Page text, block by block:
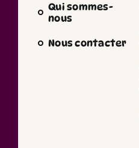
Qui sommes-
nous
Nous contacter